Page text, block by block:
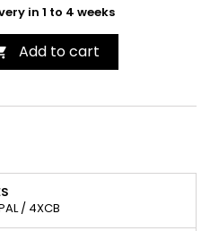
in 1 to 4 weeks
Add to cart
/ 4XCB